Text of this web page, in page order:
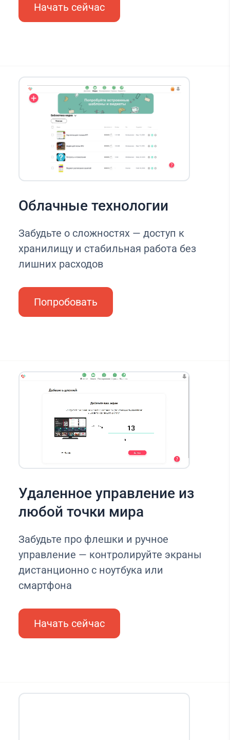
Начать сейчас
Облачные технологии
Забудьте о сложностях — доступ к
хранилищу и стабильная работа без
лишних расходов
Попробовать
Удаленное управление из
любой точки мира
Забудьте про флешки и ручное
управление — контролируйте экраны
дистанционно с ноутбука или
смартфона
Начать сейчас